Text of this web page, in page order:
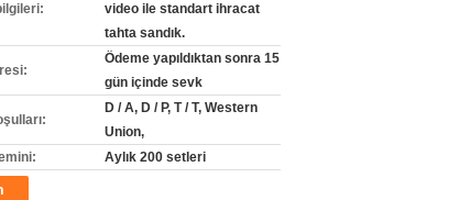
video ile standart ihracat
tahta sandık.
Ödeme yapıldıktan sonra 15
gün içinde sevk
D / A, D / P, T / T, Western
Union,
Aylık 200 setleri